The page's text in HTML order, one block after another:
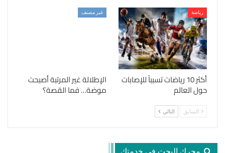
رياضة
أكثر 10 رياضات تسبباً للإصابات
حول العالم
غير مصنف
الإطلالة غير المرتبة أصبحت
موضة… فما القصة؟
السابق التالي